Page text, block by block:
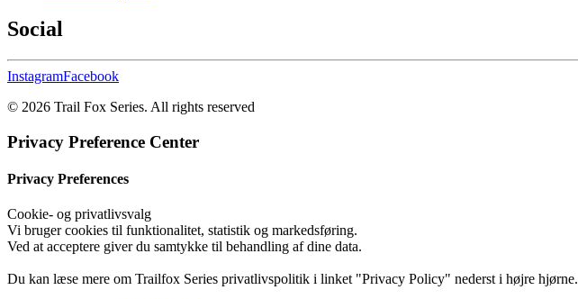
Social
InstagramFacebook
© 2026 Trail Fox Series. All rights reserved
Privacy Preference Center
Privacy Preferences
Cookie- og privatlivsvalg
Vi bruger cookies til funktionalitet, statistik og markedsføring.
Ved at acceptere giver du samtykke til behandling af dine data.
Du kan læse mere om Trailfox Series privatlivspolitik i linket "Privacy Policy" nederst i højre hjørne.